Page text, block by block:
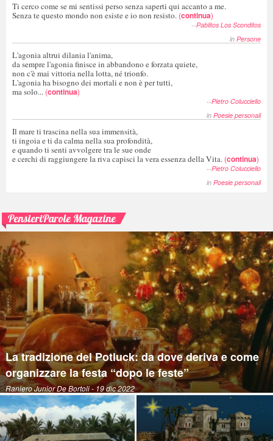
Ti cerco come se mi sentissi perso senza saperti qui accanto a me.
Senza te questo mondo non esiste e io non resisto. (continua)
--Pablitos Los Sconditos
in Persone
L'agonia altrui dilania l'anima,
da sempre l'agonia finisce in abbandono e forzata quiete,
non c'è mai vittoria nella lotta, né trionfo.
L'agonia ha bisogno dei mortali e non è per tutti,
ma solo... (continua)
--Pietro Colucciello
in Poesie personali
Il mare ti trascina nella sua immensità,
ti ingoia e ti da calma nella sua profondità,
e quando ti senti avvolgere tra le sue onde
e cerchi di raggiungere la riva capisci la vera essenza della Vita. (continua)
--Pietro Colucciello
in Poesie personali
PensieriParole Magazine
La tradizione del Potluck: da dove deriva e come
organizzare la festa “dopo le feste”
Raniero Junior De Bortoli- 19 dic 2022